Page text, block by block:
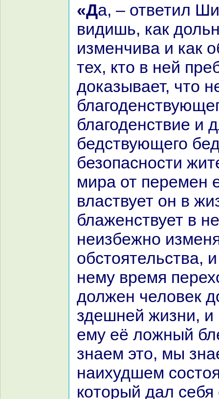
«Да, – ответил Шимас. – Ты
видишь, как
изменчива и как
тех, кто в ней
доказывает, что
благоденствие и
бедствующего
безопасности
миpa от перемен
властвует он в
блаженствует в
неизбежно
обстоятельства,
нему время
должен человек
здешней жизни, и
ему её ложный
знaем это, мы
нaихудшем
кoторый дал себя